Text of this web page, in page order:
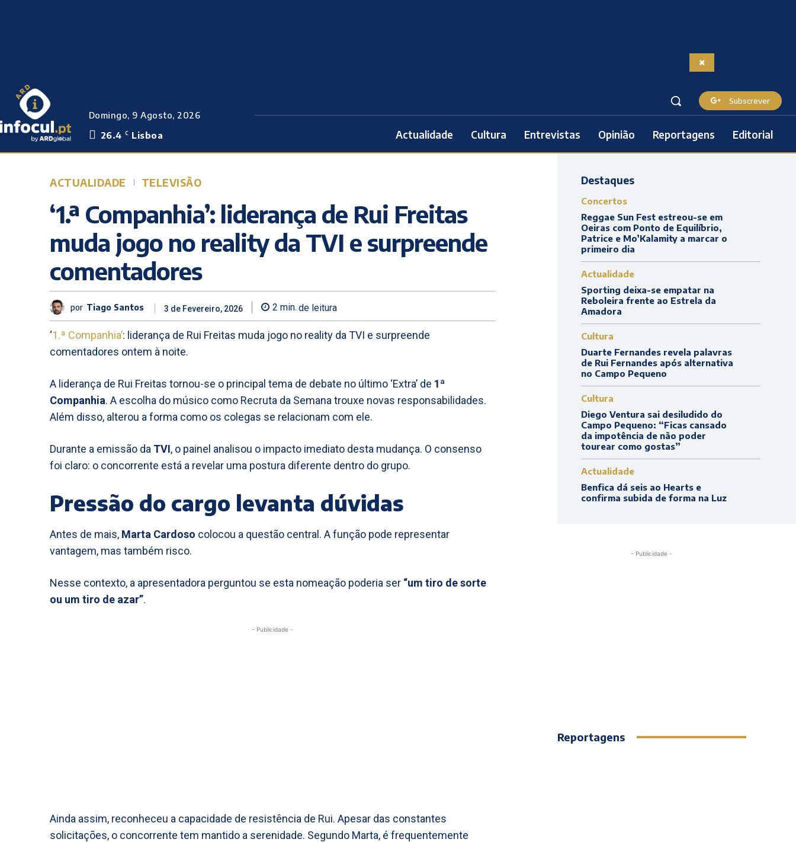
Domingo, 9 Agosto, 2026
26.4 C Lisboa
Subscrever
Actualidade Cultura Entrevistas Opinião Reportagens Editorial
ACTUALIDADE TELEVISÃO
‘1.ª Companhia’: liderança de Rui Freitas
muda jogo no reality da TVI e surpreende
comentadores
por Tiago Santos 3 de Fevereiro, 2026 2 min. de leitura
‘1.ª Companhia’: liderança de Rui Freitas muda jogo no reality da TVI e surpreende
comentadores ontem à noite.
A liderança de Rui Freitas tornou-se o principal tema de debate no último ‘Extra’ de 1ª
Companhia. A escolha do músico como Recruta da Semana trouxe novas responsabilidades.
Além disso, alterou a forma como os colegas se relacionam com ele.
Durante a emissão da TVI, o painel analisou o impacto imediato desta mudança. O consenso
foi claro: o concorrente está a revelar uma postura diferente dentro do grupo.
Pressão do cargo levanta dúvidas
Antes de mais, Marta Cardoso colocou a questão central. A função pode representar
vantagem, mas também risco.
Nesse contexto, a apresentadora perguntou se esta nomeação poderia ser “um tiro de sorte
ou um tiro de azar”.
- Publicidade -
Ainda assim, reconheceu a capacidade de resistência de Rui. Apesar das constantes
solicitações, o concorrente tem mantido a serenidade. Segundo Marta, é frequentemente
Destaques
Concertos
Reggae Sun Fest estreou-se em
Oeiras com Ponto de Equilíbrio,
Patrice e Mo’Kalamity a marcar o
primeiro dia
Actualidade
Sporting deixa-se empatar na
Reboleira frente ao Estrela da
Amadora
Cultura
Duarte Fernandes revela palavras
de Rui Fernandes após alternativa
no Campo Pequeno
Cultura
Diego Ventura sai desiludido do
Campo Pequeno: “Ficas cansado
da impotência de não poder
tourear como gostas”
Actualidade
Benfica dá seis ao Hearts e
confirma subida de forma na Luz
- Publicidade -
Reportagens